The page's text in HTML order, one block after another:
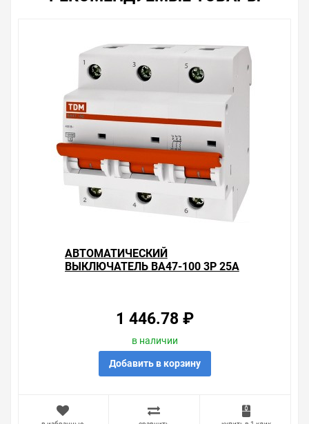
соотношение цены, качества и ассортимента.
товары, пользующиеся повышенным спросом, так и
то, что в других магазинах купить сложно.
Ассортимент – это то, чему мы уделяем особое
внимание. Кроме того, ставка делается на
безопасность и качество продукции. Так же цена - 1
459.84 ₽ может быть для Вас и ниже так как у нас
действуют хорошие скидки для оптовых покупателей.
Мы предлагаем большой выбор товаров из категории
Автоматические выключатели серии ВА47-100 и
ВА47-125 TDM Electric
по хорошим ценам. Уверены, что вы найдете на нашем
сайте именно то, что искали, потратив на это минимум
времени. Есть поиск по позициям.
качества. Мы работаем с проверенными
поставщиками, продаем товар от давно
вариантов, вы всегда можете выбрать наиболее
35А 10кА характеристика С TDM (автомат) , можно
получить в пункте выдачи, или заказать курьерскую
доставку до двери. Закажите выгодную доставку в
того, что предлагают, а не покупать то, что нужно, что
АВТОМАТИЧЕСКИЙ
ВЫКЛЮЧАТЕЛЬ ВА47-100 3Р 25А
1 446.78 ₽
в наличии
Добавить в корзину